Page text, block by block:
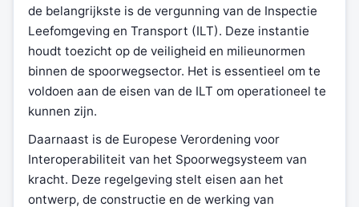
de belangrijkste is de vergunning van de Inspectie
Leefomgeving en Transport (ILT). Deze instantie
houdt toezicht op de veiligheid en milieunormen
binnen de spoorwegsector. Het is essentieel om te
voldoen aan de eisen van de ILT om operationeel te
kunnen zijn.
Daarnaast is de Europese Verordening voor
Interoperabiliteit van het Spoorwegsysteem van
kracht. Deze regelgeving stelt eisen aan het
ontwerp, de constructie en de werking van